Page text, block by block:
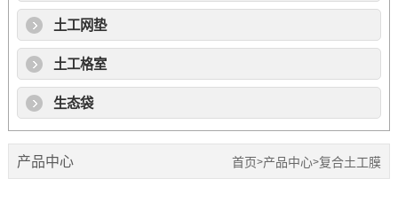
土工网垫
土工格室
生态袋
产品中心 首页>产品中心>复合土工膜